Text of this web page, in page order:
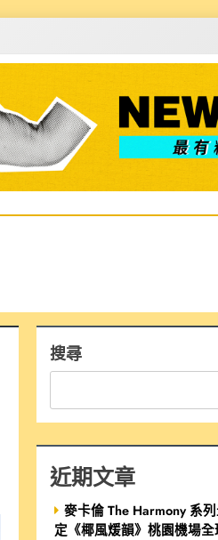
搜尋
近期文章
麥卡倫 The Harmony 系
定《椰風煖韻》桃園機場